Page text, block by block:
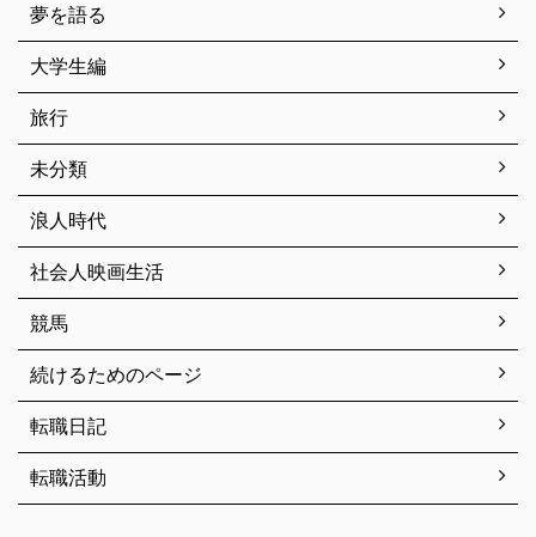
夢を語る
大学生編
旅行
未分類
浪人時代
社会人映画生活
競馬
続けるためのページ
転職日記
転職活動